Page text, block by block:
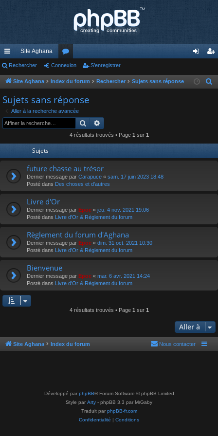
cc
ès
ra
pi
de
Site Aghana
or
u
s
ne nr
Rechercher Connexion S’enregistrer
Site Aghana Index du forum Rechercher Sujets sans réponse
c
Sujets sans réponse
Aller à la recherche avancée
Rechercher
4 résultats trouvés • Page 1 sur 1
Sujets
future chasse au trésor
Dernier message par Carapuce « sam. 17 juin 2023 18:48
Posté dans Des choses et d'autres
Livre d'Or
Dernier message par Epoc « jeu. 4 nov. 2021 19:06
Posté dans Livre d'Or & Règlement du forum
Règlement du forum d'Aghana
Dernier message par Epoc « dim. 31 oct. 2021 10:30
Posté dans Livre d'Or & Règlement du forum
Bienvenue
Dernier message par Epoc « mar. 6 avr. 2021 14:24
Posté dans Livre d'Or & Règlement du forum
4 résultats trouvés • Page 1 sur 1
Aller à
Site Aghana Index du forum Nous contacter
Développé par phpBB® Forum Software © phpBB Limited
Style par Arty - phpBB 3.3 par MrGaby
Traduit par phpBB-fr.com
Confidentialité | Conditions